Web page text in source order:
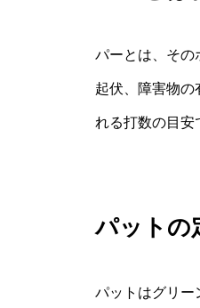
パーとは、その
起伏、障害物の
れる打数の目安
パットの
パットはグリー